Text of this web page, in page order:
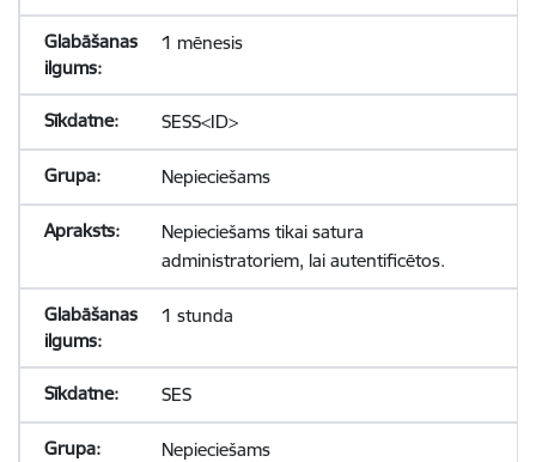
1 mēnesis
SESS<ID>
Nepieciešams
Nepieciešams tikai satura
administratoriem, lai autentificētos.
1 stunda
SES
Nepieciešams